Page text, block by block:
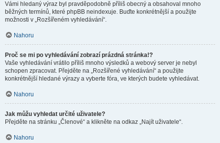
Vámi hledaný výraz byl pravděpodobně příliš obecný a obsahoval mnoho
běžných termínů, které phpBB neindexuje. Buďte konkrétnější a použijte
možnosti v „Rozšířeném vyhledávání“.
Nahoru
Proč se mi po vyhledávání zobrazí prázdná stránka!?
Vaše vyhledávání vrátilo příliš mnoho výsledků a webový server je nebyl
schopen zpracovat. Přejděte na „Rozšířené vyhledávání“ a použijte
konkrétnější hledané výrazy a vyberte fóra, ve kterých budete vyhledávat.
Nahoru
Jak můžu vyhledat určité uživatele?
Přejděte na stránku „Členové“ a klikněte na odkaz „Najít uživatele“.
Nahoru